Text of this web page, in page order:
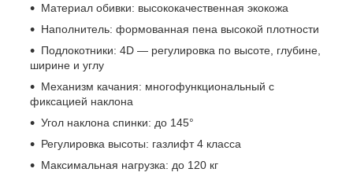
Материал обивки: высококачественная экокожа
Наполнитель: формованная пена высокой плотности
Подлокотники: 4D — регулировка по высоте, глубине,
ширине и углу
Механизм качания: многофункциональный с
фиксацией наклона
Угол наклона спинки: до 145°
Регулировка высоты: газлифт 4 класса
Максимальная нагрузка: до 120 кг